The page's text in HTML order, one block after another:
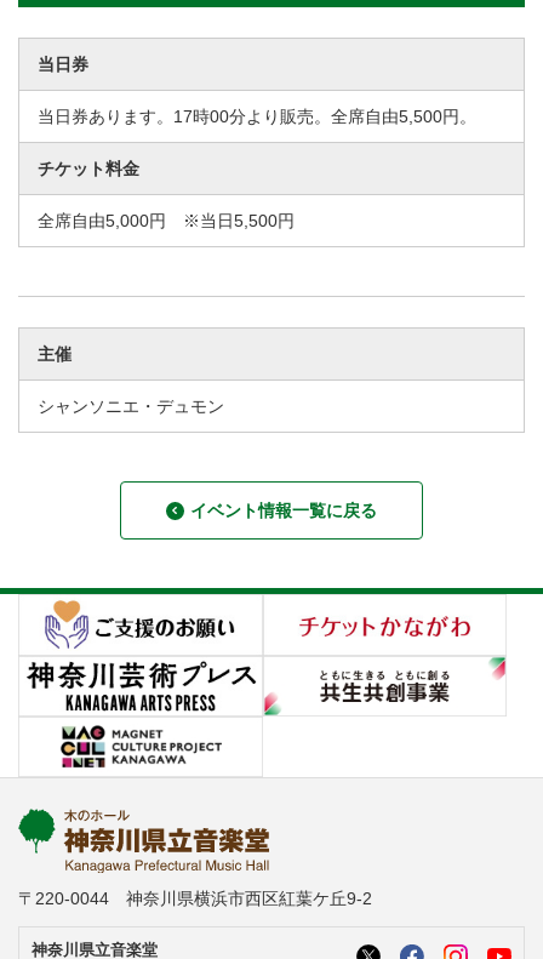
当日券
当日券あります。17時00分より販売。全席自由5,500円。
チケット料金
全席自由5,000円 ※当日5,500円
主催
シャンソニエ・デュモン
イベント情報一覧に戻る
〒220-0044 神奈川県横浜市西区紅葉ケ丘9-2
神奈川県立音楽堂